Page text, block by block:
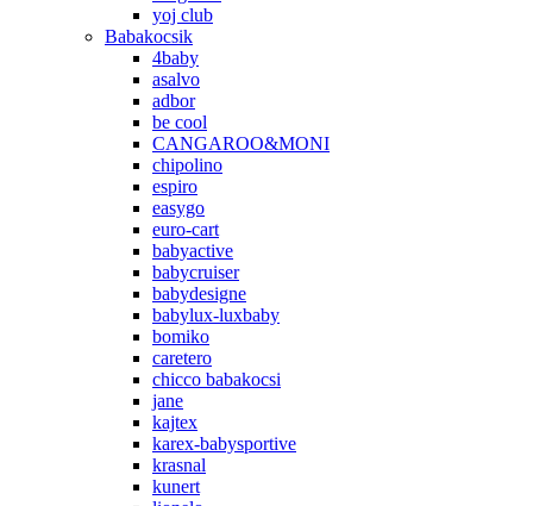
yoj club
Babakocsik
4baby
asalvo
adbor
be cool
CANGAROO&MONI
chipolino
espiro
easygo
euro-cart
babyactive
babycruiser
babydesigne
babylux-luxbaby
bomiko
caretero
chicco babakocsi
jane
kajtex
karex-babysportive
krasnal
kunert